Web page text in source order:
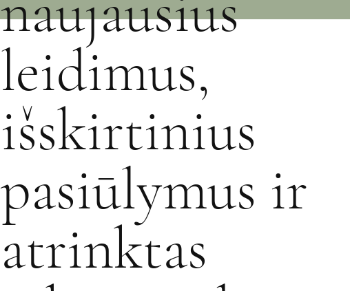
leidimus,
išskirtinius
pasiūlymus ir
atrinktas